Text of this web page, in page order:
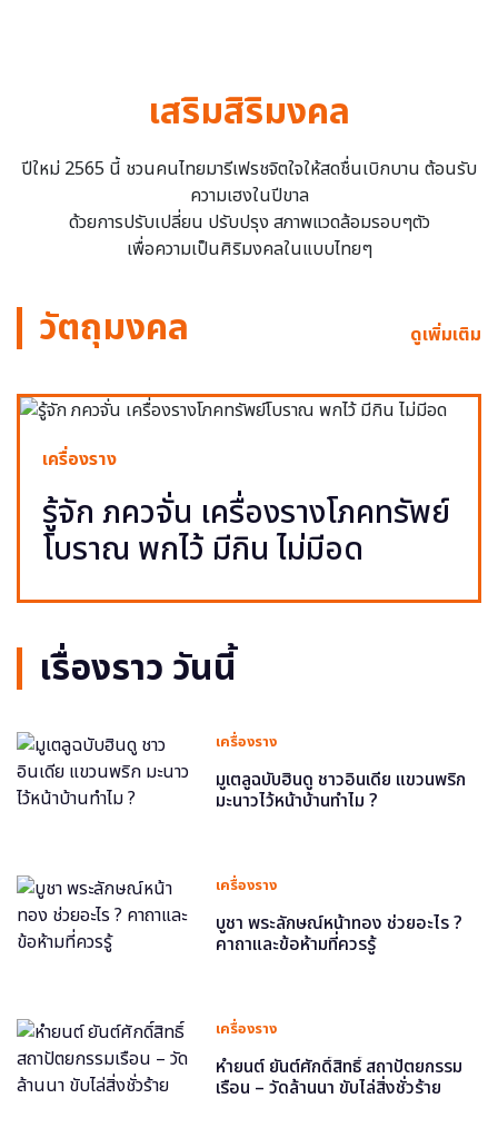
เสริมสิริมงคล
ปีใหม่ 2565 นี้ ชวนคนไทยมารีเฟรชจิตใจให้สดชื่นเบิกบาน ต้อนรับ
ความเฮงในปีขาล
ด้วยการปรับเปลี่ยน ปรับปรุง สภาพแวดล้อมรอบๆตัว
เพื่อความเป็นศิริมงคลในแบบไทยๆ
วัตถุมงคล ดูเพิ่มเติม
เครื่องราง
รู้จัก ภควจั่น เครื่องรางโภคทรัพย์
โบราณ พกไว้ มีกิน ไม่มีอด
เรื่องราว วันนี้
เครื่องราง
มูเตลูฉบับฮินดู ชาวอินเดีย แขวนพริก
มะนาวไว้หน้าบ้านทำไม ?
เครื่องราง
บูชา พระลักษณ์หน้าทอง ช่วยอะไร ?
คาถาและข้อห้ามที่ควรรู้
เครื่องราง
หำยนต์ ยันต์ศักดิ์สิทธิ์ สถาปัตยกรรม
เรือน – วัดล้านนา ขับไล่สิ่งชั่วร้าย